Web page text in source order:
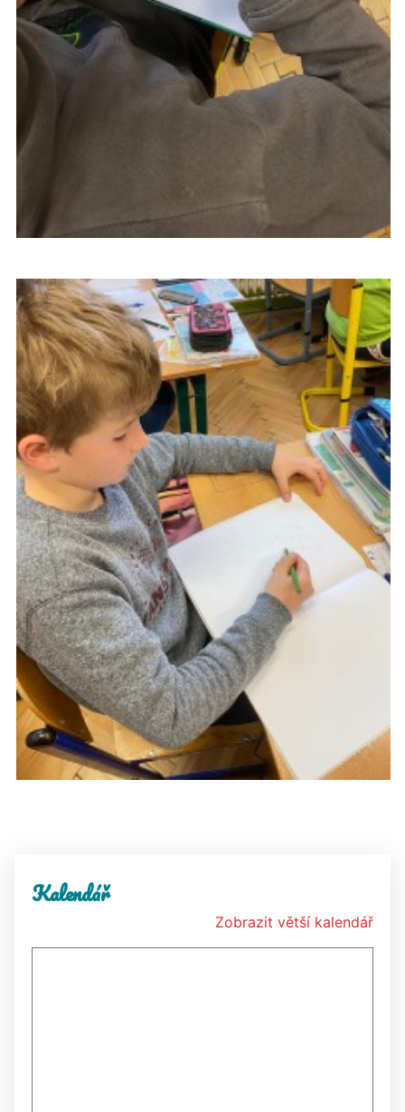
Kalendář
Zobrazit větší kalendář